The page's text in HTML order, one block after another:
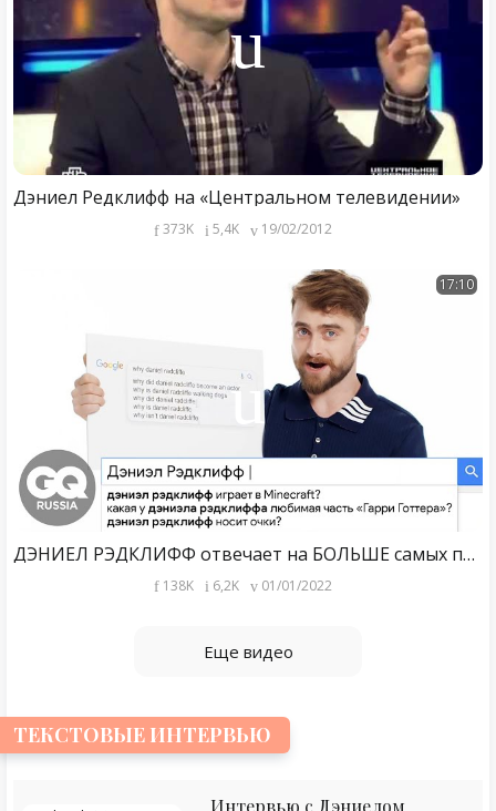
Дэниел Редклифф на «Центральном телевидении»
373K 5,4K 19/02/2012
17:10
ДЭНИЕЛ РЭДКЛИФФ отвечает на БОЛЬШЕ самых популярных вопросов в Интернете о себе
138K 6,2K 01/01/2022
Еще видео
ТЕКСТОВЫЕ ИНТЕРВЬЮ
Интервью с Дэниелом